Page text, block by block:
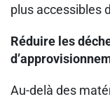
plus accessibles
Réduire les
Au-delà des